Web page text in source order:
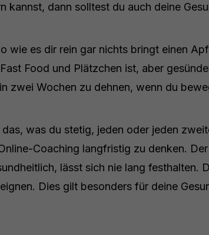
kannst, dann solltest du auch deine
wie es dir rein gar nichts bringt einen
Food und Plätzchen ist, aber
zwei Wochen zu dehnen, wenn du
was du stetig, jeden oder jeden
Coaching langfristig zu denken.
lässt sich nie lang festhalten.
Dies gilt besonders für deine